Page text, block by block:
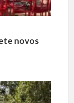
novos